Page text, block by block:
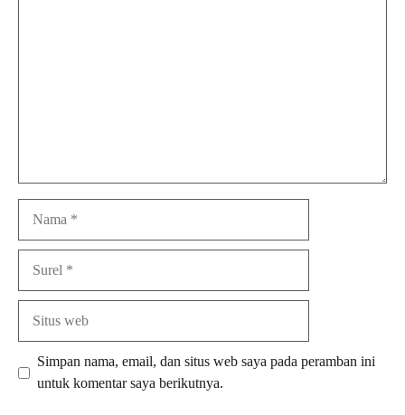
Simpan nama, email, dan situs web saya pada peramban ini
untuk komentar saya berikutnya.